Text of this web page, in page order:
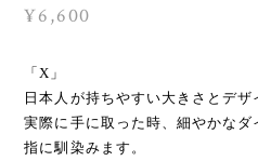
¥6,600
「X」
日本人が持ちやすい大きさとデザ
実際に手に取った時、細やかなダ
指に馴染みます。